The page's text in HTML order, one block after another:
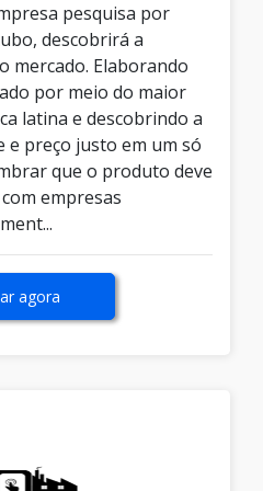
pesquisa por
descobrirá a
mercado. Elaborando
por meio do maior
latina e descobrindo a
e preço justo em um só
que o produto deve
empresas
agora